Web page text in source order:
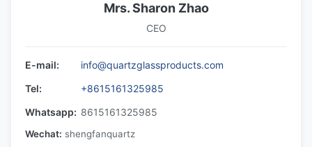
Mrs. Sharon Zhao
CEO
E-mail:
info@quartzglassproducts.com
Tel:
+8615161325985
Whatsapp: 8615161325985
Wechat: shengfanquartz